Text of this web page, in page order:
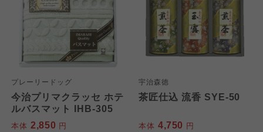
プレーリードッグ
今治プリマクラッセ ホテ
ルバスマット IHB-305
本体 2,850 円
宇治森徳
茶匠仕込 流香 SYE-50
本体 4,750 円